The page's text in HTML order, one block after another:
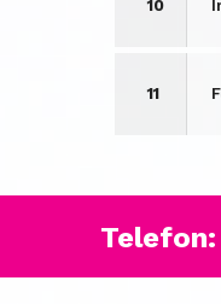
10
11
Telefon: